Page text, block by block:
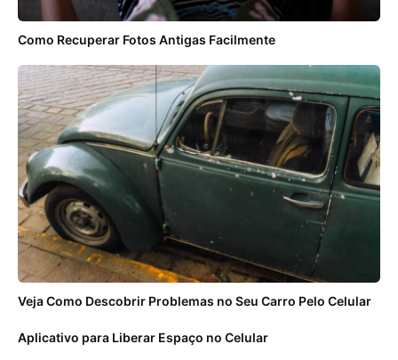
Como Recuperar Fotos Antigas Facilmente
Veja Como Descobrir Problemas no Seu Carro Pelo Celular
Aplicativo para Liberar Espaço no Celular